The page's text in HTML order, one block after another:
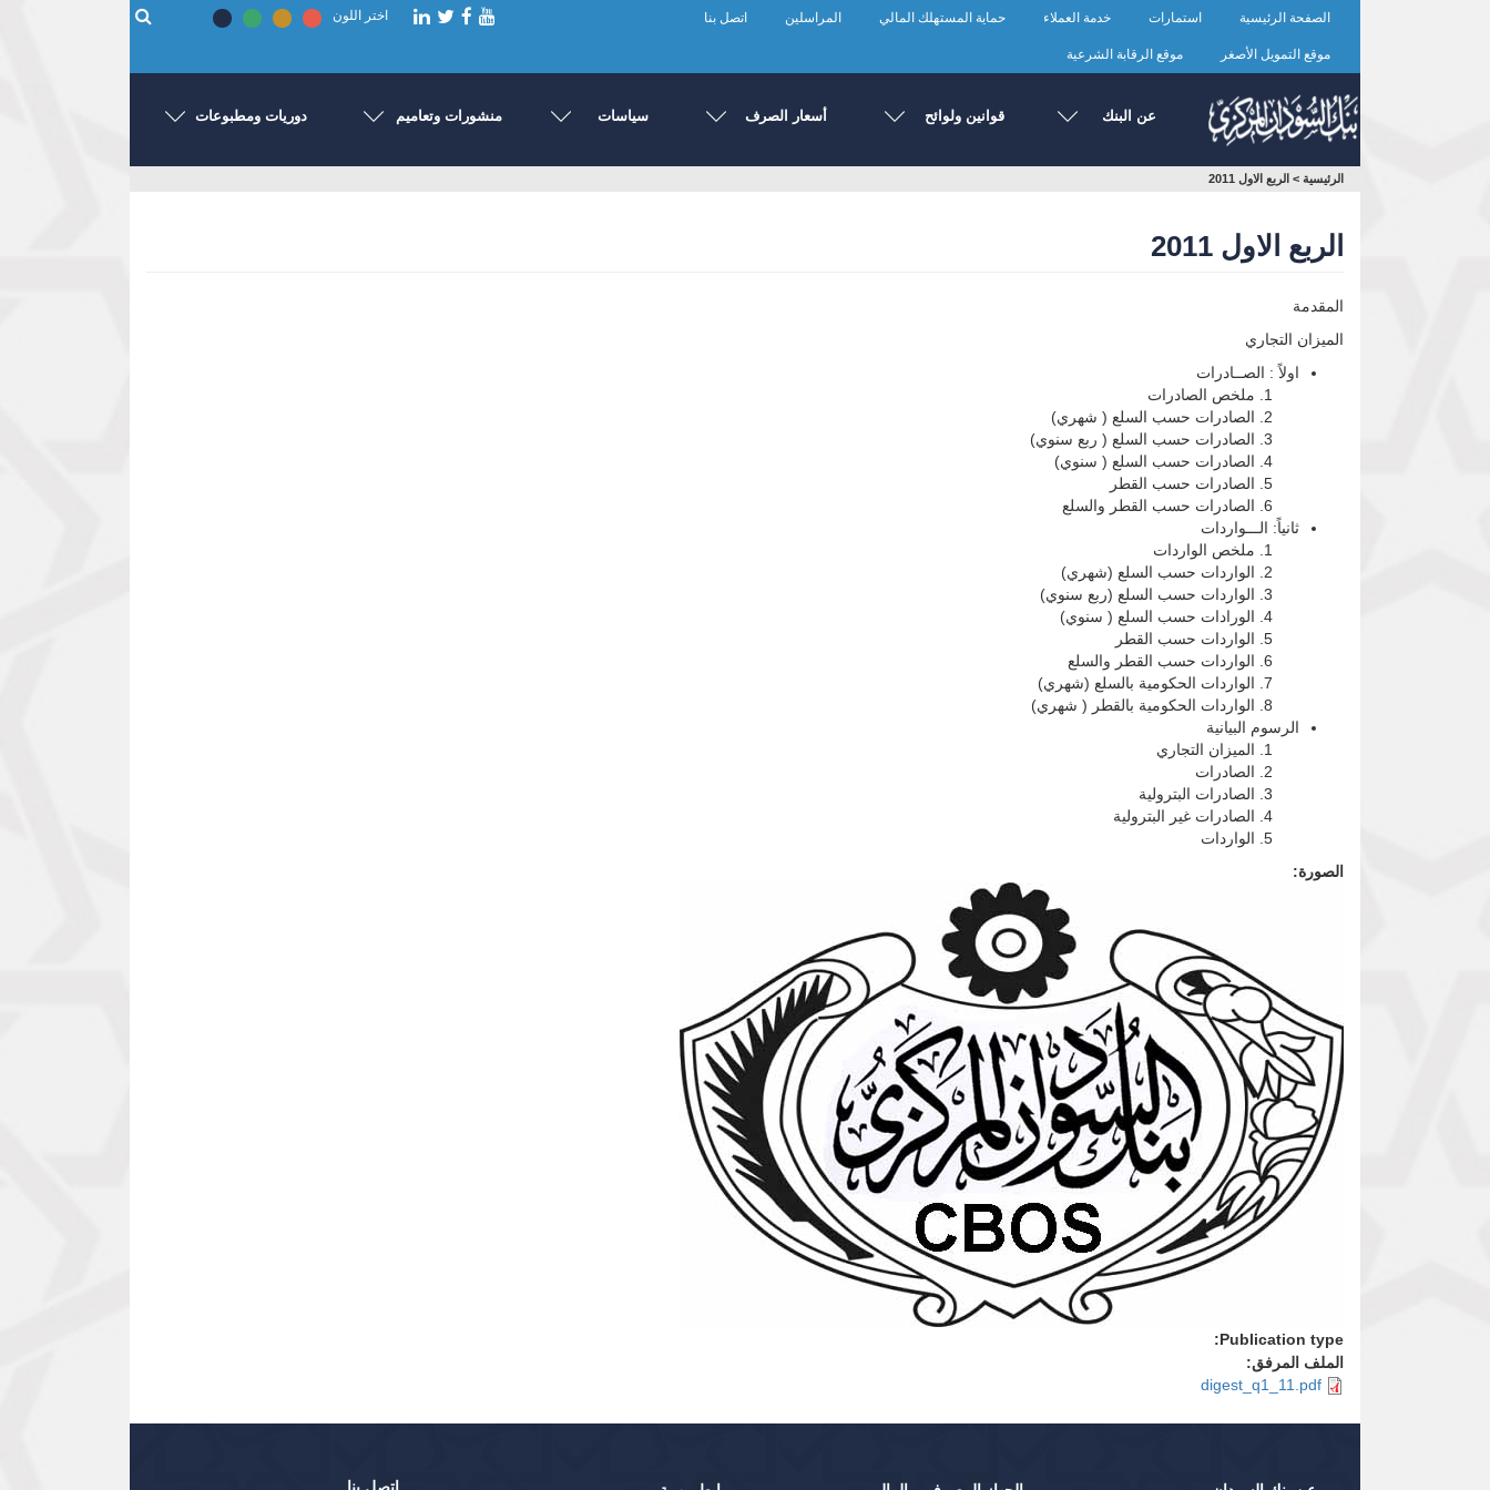
الصفحة الرئيسية استمارات خدمة العملاء حماية المستهلك المالي المراسلين اتصل بنا
موقع التمويل الأصغر موقع الرقابة الشرعية
اختر اللون
عن البنك قوانين ولوائح أسعار الصرف سياسات منشورات وتعاميم دوريات ومطبوعات
أنت
الرئيسية > الربع الاول 2011
الربع الاول 2011
المقدمة
الميزان التجاري
اولاً : الصــادرات
ملخص الصادرات
الصادرات حسب السلع ( شهري)
الصادرات حسب السلع ( ربع سنوي)
الصادرات حسب السلع ( سنوي)
الصادرات حسب القطر
الصادرات حسب القطر والسلع
ثانياً: الـــواردات
ملخص الواردات
الواردات حسب السلع (شهري)
الواردات حسب السلع (ربع سنوي)
الورادات حسب السلع ( سنوي)
الواردات حسب القطر
الواردات حسب القطر والسلع
الواردات الحكومية بالسلع (شهري)
الواردات الحكومية بالقطر ( شهري)
الرسوم البيانية
الميزان التجاري
الصادرات
الصادرات البترولية
الصادرات غير البترولية
الواردات
الصورة:
Publication type:
الملف المرفق:
digest_q1_11.pdf